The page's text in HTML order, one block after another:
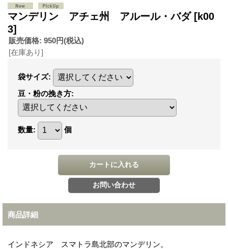
マンデリン アチェ州 アルール・バダ [k00
3]
販売価格: 950円(税込)
[在庫あり]
袋サイズ:
豆・粉の挽き方:
数量: 個
商品詳細
インドネシア スマトラ島北部のマンデリン。